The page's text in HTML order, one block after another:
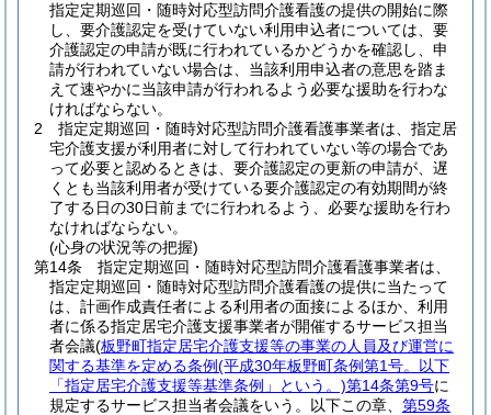
指定定期巡回・随時対応型訪問介護看護の提供の開始に際
し、要介護認定を受けていない利用申込者については、要
介護認定の申請が既に行われているかどうかを確認し、申
請が行われていない場合は、当該利用申込者の意思を踏ま
えて速やかに当該申請が行われるよう必要な援助を行わな
ければならない。
2
指定定期巡回・随時対応型訪問介護看護事業者は、指定居
宅介護支援が利用者に対して行われていない等の場合であ
って必要と認めるときは、要介護認定の更新の申請が、遅
くとも当該利用者が受けている要介護認定の有効期間が終
了する日の30日前までに行われるよう、必要な援助を行わ
なければならない。
(心身の状況等の把握)
第14条
指定定期巡回・随時対応型訪問介護看護事業者は、
指定定期巡回・随時対応型訪問介護看護の提供に当たって
は、計画作成責任者による利用者の面接によるほか、利用
者に係る指定居宅介護支援事業者が開催するサービス担当
者会議(板野町指定居宅介護支援等の事業の人員及び運営に
関する基準を定める条例(平成30年板野町条例第1号。以下
「指定居宅介護支援等基準条例」という。)第14条第9号に
規定するサービス担当者会議をいう。以下この章、 第59条